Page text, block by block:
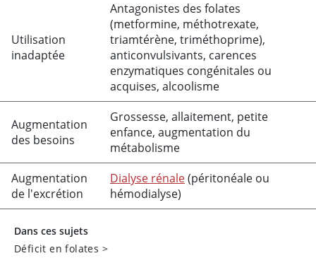
Utilisation
inadaptée
Antagonistes des folates
(metformine, méthotrexate,
triamtérène, triméthoprime),
anticonvulsivants, carences
enzymatiques congénitales ou
acquises, alcoolisme
Augmentation
des besoins
Grossesse, allaitement, petite
enfance, augmentation du
métabolisme
Augmentation
de l'excrétion
Dialyse rénale(péritonéale ou
hémodialyse)
Dans ces sujets
Déficit en folates >